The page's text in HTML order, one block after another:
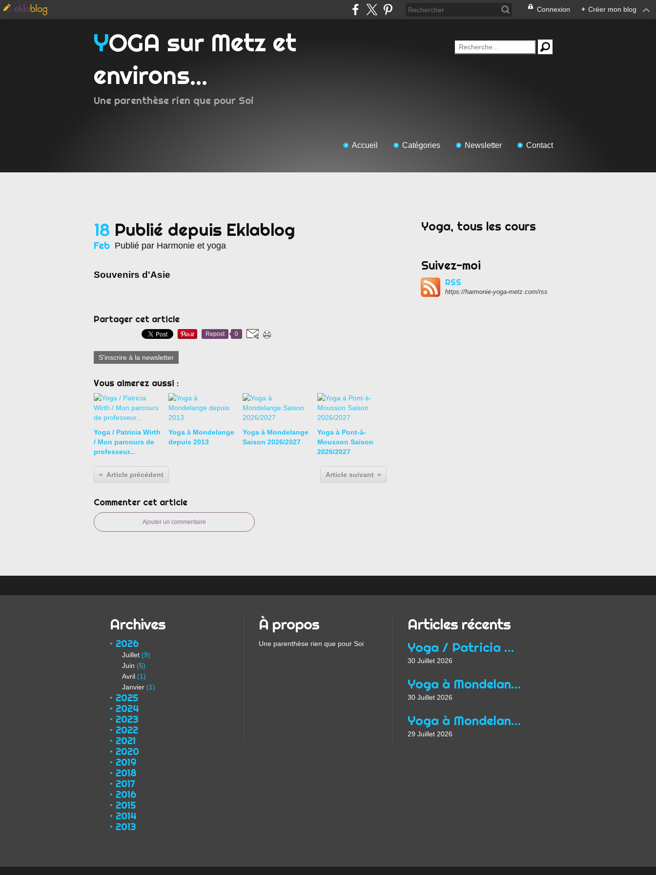
Connexion + Créer mon blog
YOGA sur Metz et
environs...
Une parenthèse rien que pour Soi
Accueil Catégories Newsletter Contact
18
Feb
Publié depuis Eklablog
Publié par Harmonie et yoga
Souvenirs d'Asie
Partager cet article
Repost 0
S'inscrire à la newsletter
Vous aimerez aussi :
Yoga / Patricia Wirth
/ Mon parcours de
professeur...
Yoga à Mondelange
depuis 2013
Yoga à Mondelange
Saison 2026/2027
Yoga à Pont-à-
Mousson Saison
2026/2027
Article précédent Article suivant
Commenter cet article
Ajouter un commentaire
Yoga, tous les cours
Suivez-moi
RSS
https://harmonie-yoga-metz.com/rss
Archives
2026
Juillet (9)
Juin (5)
Avril (1)
Janvier (1)
2025
2024
2023
2022
2021
2020
2019
2018
2017
2016
2015
2014
2013
À propos
Une parenthèse rien que pour Soi
Articles récents
Yoga / Patricia Wirth / Mon parcours de professeur...
30 Juillet 2026
Yoga à Mondelange depuis 2013
30 Juillet 2026
Yoga à Mondelange Saison 2026/2027
29 Juillet 2026